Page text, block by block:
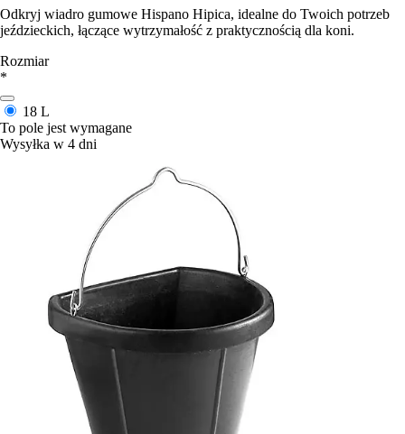
Odkryj wiadro gumowe Hispano Hipica, idealne do Twoich potrzeb
jeździeckich, łączące wytrzymałość z praktycznością dla koni.
Rozmiar
*
18 L
To pole jest wymagane
Wysyłka w 4 dni